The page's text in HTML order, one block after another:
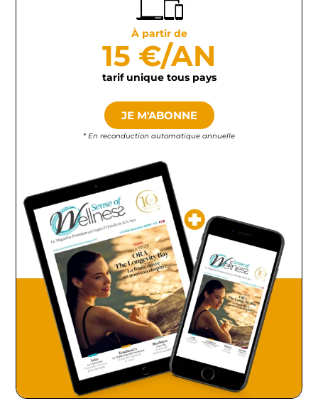
À partir de
15 €/AN
tarif unique tous pays
JE M'ABONNE
* En reconduction automatique annuelle